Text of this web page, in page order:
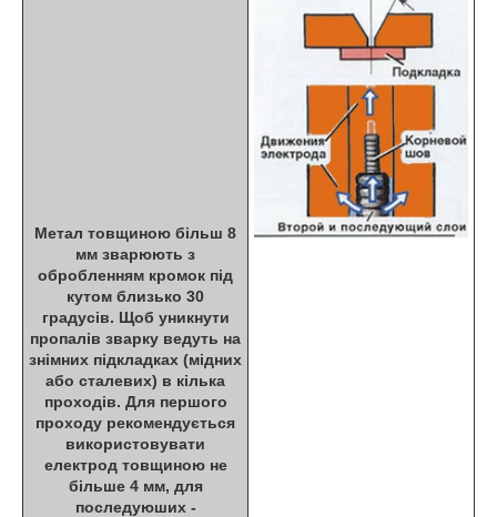
Метал товщиною більш 8
мм зварюють з
обробленням кромок під
кутом близько 30
градусів. Щоб уникнути
пропалів зварку ведуть на
знімних підкладках (мідних
або сталевих) в кілька
проходів. Для першого
проходу рекомендується
використовувати
електрод товщиною не
більше 4 мм, для
последуюших -